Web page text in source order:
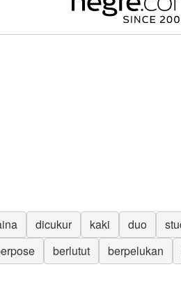
dicukur kaki duo
berlutut berpelukan